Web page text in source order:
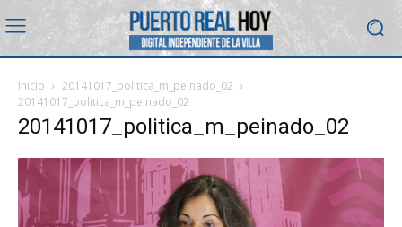
Inicio
20141017_politica_m_peinado_02
20141017_politica_m_peinado_02
20141017_politica_m_peinado_02